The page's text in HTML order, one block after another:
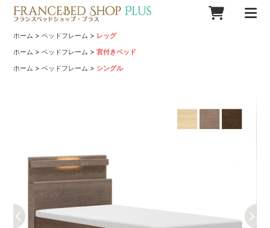
ホーム >ベッドフレーム > レッグ
ホーム >ベッドフレーム >宮付きベッド
ホーム >ベッドフレーム > シングル